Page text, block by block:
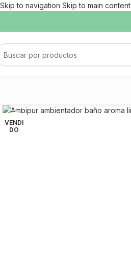
Skip to navigation Skip to main content
VENDI
DO